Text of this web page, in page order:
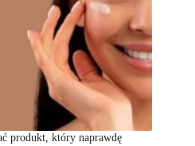
produkt, który naprawdę